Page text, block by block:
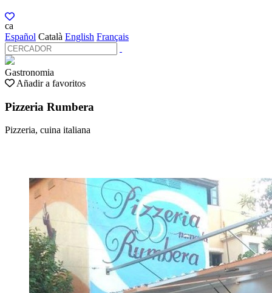
ca
Español Català English Français
Gastronomia
Añadir a favoritos
Pizzeria Rumbera
Pizzeria, cuina italiana